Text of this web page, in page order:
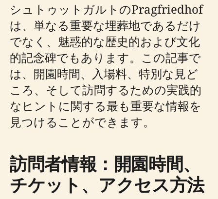
シュトゥットガルトのPragfriedhof
は、単なる重要な埋葬地であるだけ
でなく、魅惑的な歴史的および文化
的記念碑でもあります。この記事で
は、開園時間、入場料、特別な見ど
ころ、そして訪問するための実践的
なヒントに関する最も重要な情報を
見つけることができます。
訪問者情報：開園時間、
チケット、アクセス方法